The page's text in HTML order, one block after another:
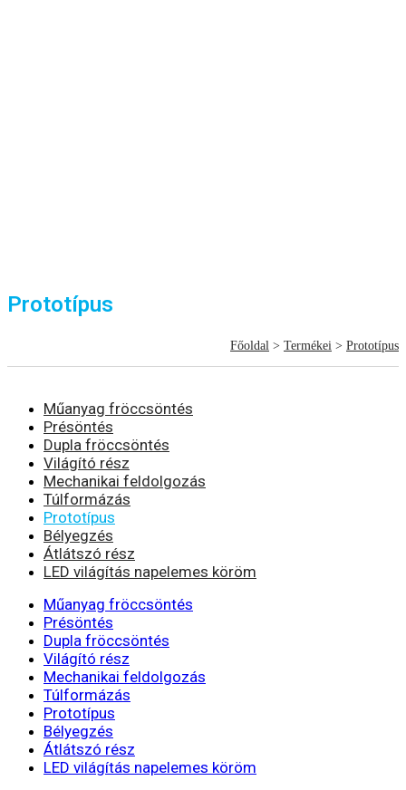
Prototípus
Főoldal > Termékei > Prototípus
Műanyag fröccsöntés
Présöntés
Dupla fröccsöntés
Világító rész
Mechanikai feldolgozás
Túlformázás
Prototípus
Bélyegzés
Átlátszó rész
LED világítás napelemes köröm
Műanyag fröccsöntés
Présöntés
Dupla fröccsöntés
Világító rész
Mechanikai feldolgozás
Túlformázás
Prototípus
Bélyegzés
Átlátszó rész
LED világítás napelemes köröm